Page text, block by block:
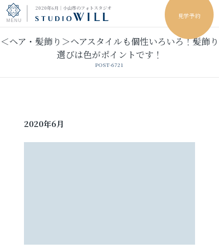
2020年6月｜小山市のフォトスタジオ
見学予約
トップページ
ウェディングフォト
＜ヘア・髪飾り＞ヘアスタイルも個性いろいろ！髪飾り
選びは色がポイントです！
POST-6721
2020年6月